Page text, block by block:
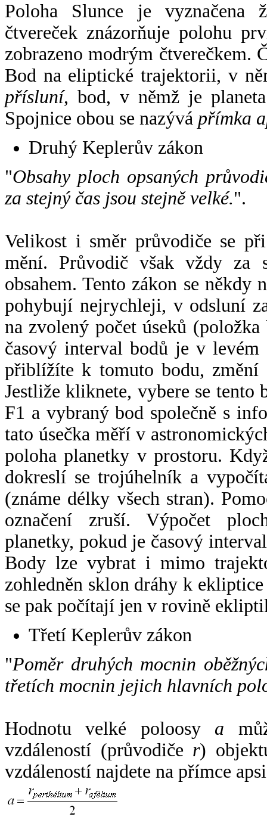
Poloha Slunce je vyznačena
čtvereček znázorňuje polohu
zobrazeno modrým čtverečkem.
Bod na eliptické trajektorii, v
přísluní, bod, v němž je
Spojnice obou se nazývá přímka
Druhý Keplerův zákon
"Obsahy ploch opsaných
za stejný čas jsou stejně velké.".
Velikost i směr průvodiče se
mění. Průvodič však vždy za
obsahem. Tento zákon se někdy
pohybují nejrychleji, v odsluní
na zvolený počet úseků
časový interval bodů je v
přiblížíte k tomuto bodu,
Jestliže kliknete, vybere se tento
F1 a vybraný bod společně s
tato úsečka měří v
poloha planetky v prostoru.
dokreslí se trojúhelník a
(známe délky všech stran).
označení zruší. Výpočet
planetky, pokud je časový
Body lze vybrat i mimo
zohledněn sklon dráhy k
se pak počítají jen v rovině
Třetí Keplerův zákon
"Poměr druhých mocnin
třetích mocnin jejich hlavních
Hodnotu velké poloosy a
vzdáleností (průvodiče r)
vzdáleností najdete na přímce